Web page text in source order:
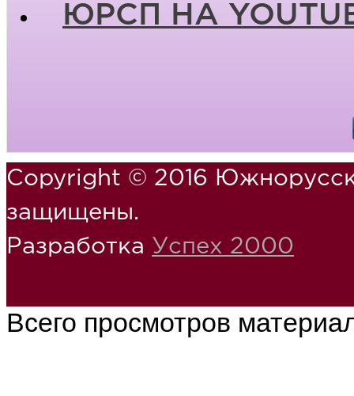
ЮРСП НА
Copyright © 2016
защищены.
Разработка Успех 2000
Всего просмотров